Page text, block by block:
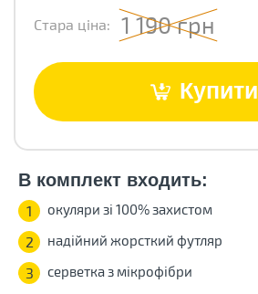
Стара ціна: 1 190 грн
Купити
В комплект входить:
1 окуляри зі 100% захистом
2 надійний жорсткий футляр
3 серветка з мікрофібри